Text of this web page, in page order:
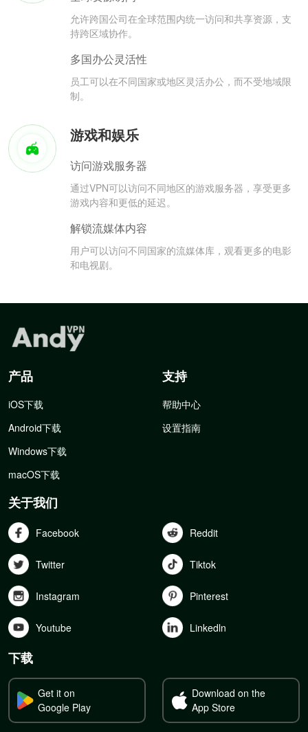
允许跨国公司在全球范围内统一访问和共享资源，支
持跨区域协作。
多国办公灵活性
员工可以在不同国家或地区灵活办公，而不受地域限
制。
游戏和娱乐
访问游戏服务器
通过VPN可以访问不同地区的游戏服务器，享受更多
游戏内容和更低的延迟。
解锁流媒体内容
用户可以访问不同国家的流媒体库，观看更多的电影
和电视剧。
产品
iOS下载
Android下载
Windows下载
macOS下载
支持
帮助中心
设置指南
关于我们
Facebook Reddit
Twitter Tiktok
Instagram Pinterest
Youtube Linkedln
下载
Get it on
Google Play
Download on the
App Store